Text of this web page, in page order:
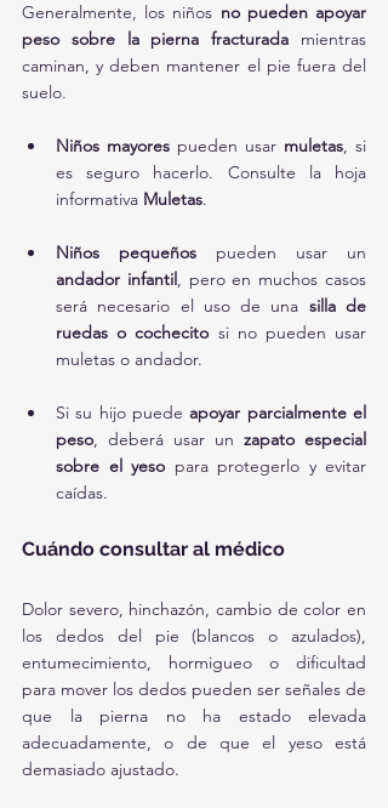
Generalmente, los niños no pueden apoyar
peso sobre la pierna fracturada mientras
caminan, y deben mantener el pie fuera del
suelo.
Niños mayores pueden usar muletas, si
es seguro hacerlo. Consulte la hoja
informativa Muletas.
Niños pequeños
andador infantil, pero en muchos casos
será necesario el uso de una silla de
ruedas o cochecito si no pueden usar
muletas o andador.
Si su hijo puede apoyar parcialmente el
peso, deberá usar un zapato especial
sobre el yeso para protegerlo y evitar
caídas.
Cuándo consultar al médico
Dolor severo, hinchazón, cambio de color en
los dedos del pie (blancos o azulados),
entumecimiento, hormigueo o dificultad
para mover los dedos pueden ser señales de
que la pierna no ha estado elevada
adecuadamente, o de que el yeso está
demasiado ajustado.